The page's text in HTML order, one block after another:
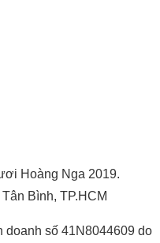
Hoàng Nga 2019.
Bình, TP.HCM
doanh số 41N8044609 do